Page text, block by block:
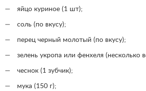
яйцо куриное (1 шт);
соль (по вкусу);
перец черный молотый (по вкусу);
зелень укропа или фенхеля (несколько
чеснок (1 зубчик);
мука (150 г);